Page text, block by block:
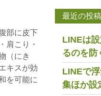
部に皮下
肩こり・
（にき
キスが効
を可能に
最近の投稿
LINEは
るのを防
LINEで
集ほか設